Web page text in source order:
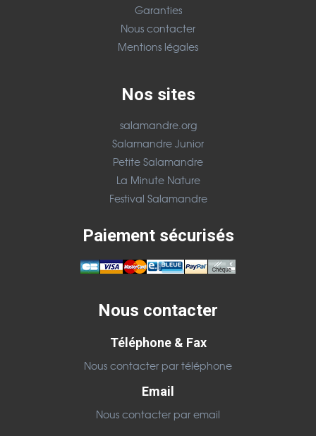
Garanties
Nous contacter
Mentions légales
Nos sites
salamandre.org
Salamandre Junior
Petite Salamandre
La Minute Nature
Festival Salamandre
Paiement sécurisés
Nous contacter
Téléphone & Fax
Nous contacter par téléphone
Email
Nous contacter par email